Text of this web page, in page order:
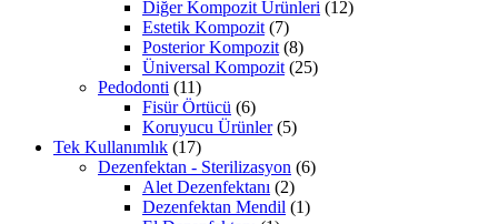
Diğer Kompozit Ürünleri (12)
Estetik Kompozit (7)
Posterior Kompozit (8)
Üniversal Kompozit (25)
Pedodonti (11)
Fisür Örtücü (6)
Koruyucu Ürünler (5)
Tek Kullanımlık (17)
Dezenfektan - Sterilizasyon (6)
Alet Dezenfektanı (2)
Dezenfektan Mendil (1)